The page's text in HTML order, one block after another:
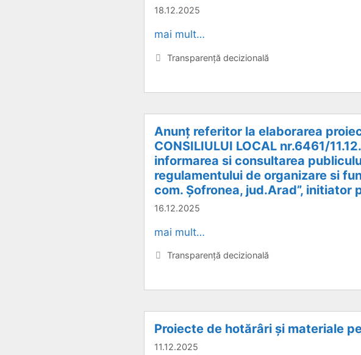
18.12.2025
mai mult…
Categorii
Transparență decizională
Anunț referitor la elaborarea
CONSILIULUI LOCAL nr.6461/
informarea si consultarea
regulamentului de organizare si
com. Șofronea, jud.Arad”, initiator
16.12.2025
mai mult…
Categorii
Transparență decizională
Proiecte de hotărâri și materiale
11.12.2025